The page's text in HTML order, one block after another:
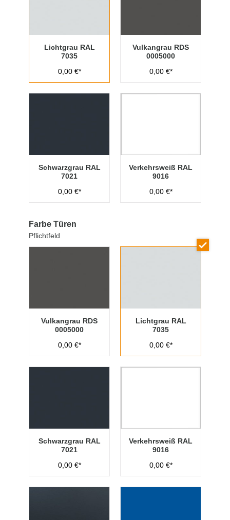
Lichtgrau RAL
7035
0,00 €*
Vulkangrau RDS
0005000
0,00 €*
Schwarzgrau RAL
7021
0,00 €*
Verkehrsweiß RAL
9016
0,00 €*
Farbe Türen
Pflichtfeld
Vulkangrau RDS
0005000
0,00 €*
Lichtgrau RAL
7035
0,00 €*
Schwarzgrau RAL
7021
0,00 €*
Verkehrsweiß RAL
9016
0,00 €*